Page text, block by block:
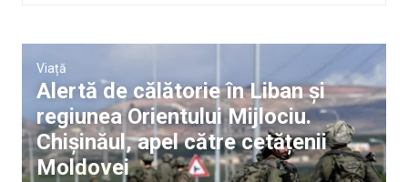
Viață
Alertă de călătorie în Liban și
regiunea Orientului Mijlociu.
Chișinăul, apel către cetățenii
Moldovei